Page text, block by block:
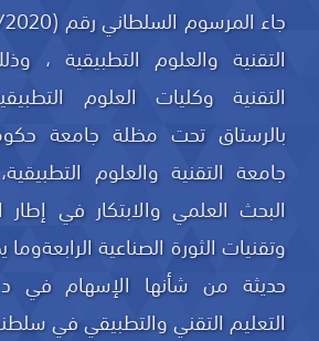
التقنية والعلوم التطبيقية ،
التقنية وكليات العلوم
بالرستاق تحت مظلة جامعة
جامعة التقنية والعلوم
البحث العلمي والابتكار في إطار
وتقنيات الثورة الصناعية
حديثة من شأنها الإسهام في
التعليم التقني والتطبيقي في